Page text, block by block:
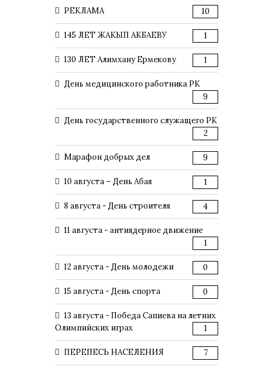
РЕКЛАМА 10
145 ЛЕТ ЖАКЫП АКБАЕВУ 1
130 ЛЕТ Алимхану Ермекову 1
День медицинского работника РК
9
День государственного служащего РК
2
Марафон добрых дел 9
10 августа – День Абая 1
8 августа - День строителя 4
11 августа - антиядерное движение
1
12 августа - День молодежи 0
15 августа - День спорта 0
13 августа - Победа Сапиева на летних
Олимпийских играх
1
ПЕРЕПЕСЬ НАСЕЛЕНИЯ 7